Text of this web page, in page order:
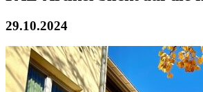
29.10.2024